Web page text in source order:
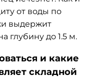
от воды по
выдержит
глубину до 1.5 м.
и какие
складной